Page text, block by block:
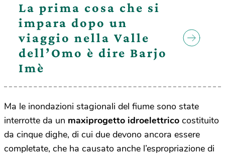
La prima cosa che si
impara dopo un
viaggio nella Valle
dell’Omo è dire Barjo
Imè
Ma le inondazioni stagionali del fiume sono state
interrotte da un maxiprogetto idroelettrico costituito
da cinque dighe, di cui due devono ancora essere
completate, che ha causato anche l’espropriazione di